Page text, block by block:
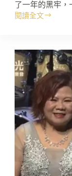
了一年的黑牢
閱讀全文
《幹
讀》
記
得
這
個
面！
電
子